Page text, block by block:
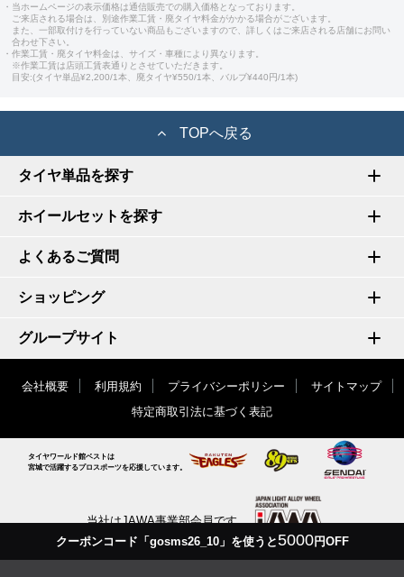
クーポンコード「gosms26_10」を使うと5000円OFF
・当ホームページの表示価格は通信販売での購入価格となっております。
ご来店される場合は、別途作業工賃・廃タイヤ料金がかかる場合がございます。
また、一部取付けを行っていない商品もございますので、詳しくはご来店される店舗にお問い
合わせ下さい。
・作業工賃・廃タイヤ料金は、サイズ・車種により異なります。
※作業工賃は店頭工賃表通りとさせていただきます。
目安:(タイヤ単品¥2,200/1本、廃タイヤ¥550/1本、バルブ¥440円/1本)
TOPへ戻る
タイヤ単品を探す
ホイールセットを探す
よくあるご質問
ショッピング
グループサイト
会社概要 利用規約 プライバシーポリシー
サイトマップ
特定商取引法に基づく表記
タイヤワールド館ベストは
宮城で活躍するプロスポーツを応援しています。
当社はJAWA事業部会員です